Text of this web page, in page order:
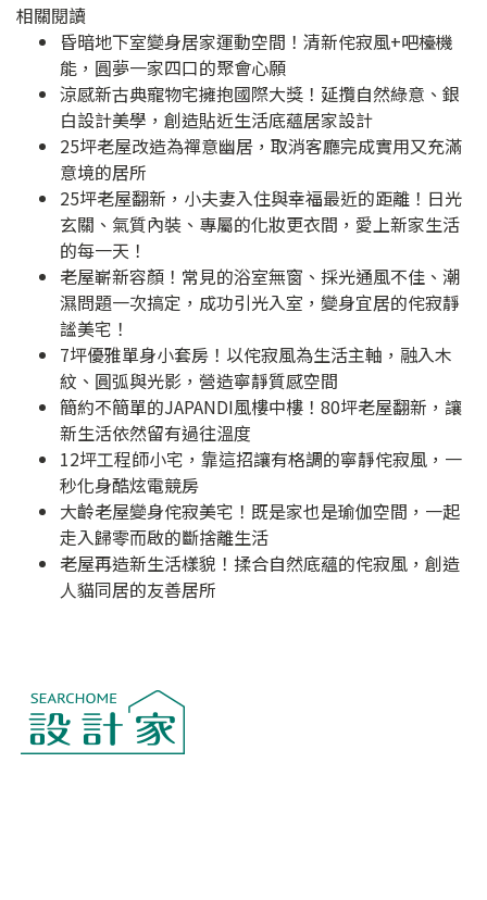
相關閱讀
昏暗地下室變身居家運動空間！清新侘寂風+吧檯機
能，圓夢一家四口的聚會心願
涼感新古典寵物宅擁抱國際大獎！延攬自然綠意、銀
白設計美學，創造貼近生活底蘊居家設計
25坪老屋改造為禪意幽居，取消客廳完成實用又充滿
意境的居所
25坪老屋翻新，小夫妻入住與幸福最近的距離！日光
玄關、氣質內裝、專屬的化妝更衣間，愛上新家生活
的每一天！
老屋嶄新容顏！常見的浴室無窗、採光通風不佳、潮
濕問題一次搞定，成功引光入室，變身宜居的侘寂靜
謐美宅！
7坪優雅單身小套房！以侘寂風為生活主軸，融入木
紋、圓弧與光影，營造寧靜質感空間
簡約不簡單的JAPANDI風樓中樓！80坪老屋翻新，讓
新生活依然留有過往溫度
12坪工程師小宅，靠這招讓有格調的寧靜侘寂風，一
秒化身酷炫電競房
大齡老屋變身侘寂美宅！既是家也是瑜伽空間，一起
走入歸零而啟的斷捨離生活
老屋再造新生活樣貌！揉合自然底蘊的侘寂風，創造
人貓同居的友善居所